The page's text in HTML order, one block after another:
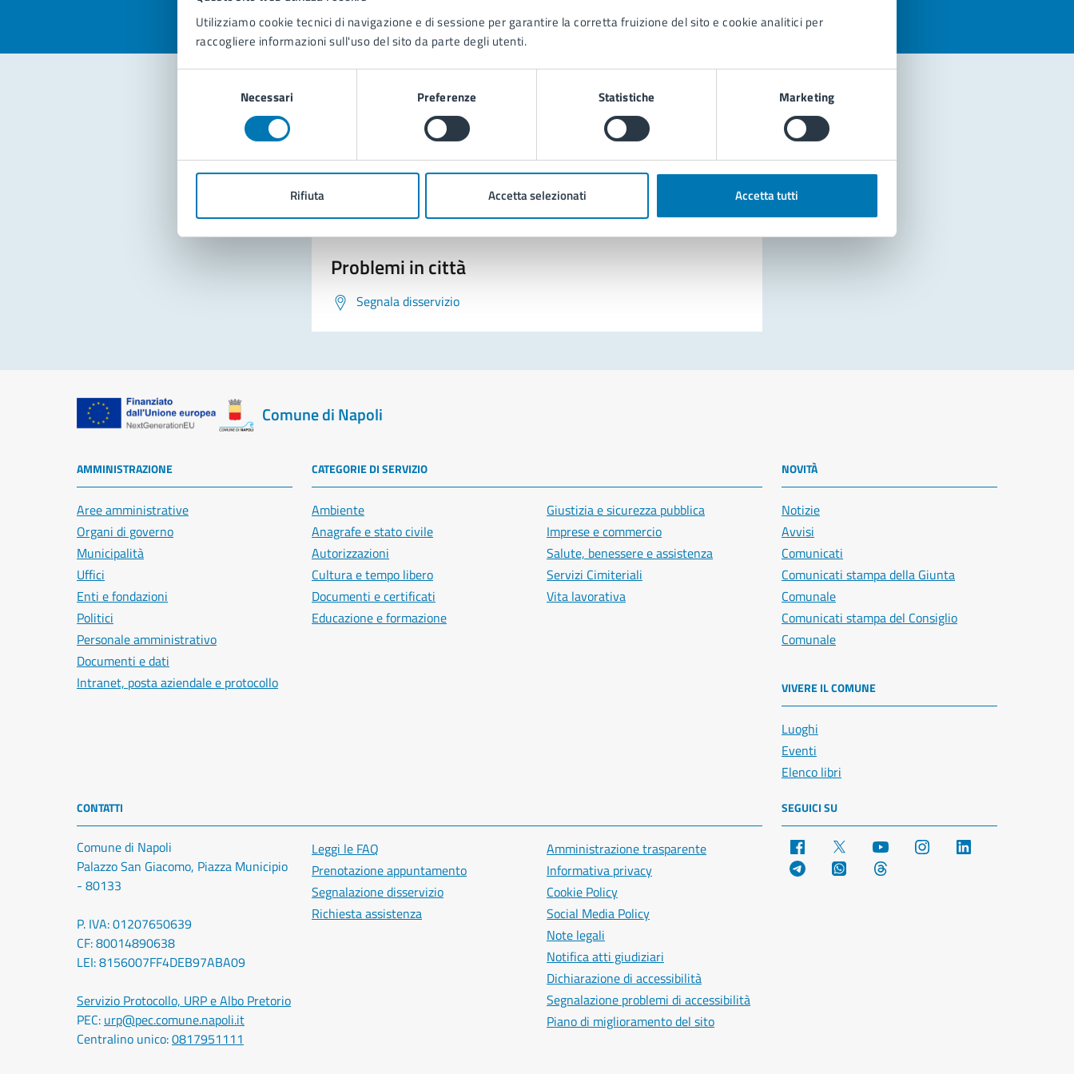
Utilizziamo cookie tecnici di navigazione e di sessione per garantire la corretta fruizione del sito e cookie analitici per
raccogliere informazioni sull'uso del sito da parte degli utenti.
Necessari Preferenze Statistiche Marketing
Rifiuta Accetta selezionati Accetta tutti
Contatta il comune
Leggi le domande frequenti
Prenota appuntamento
Problemi in città
Segnala disservizio
Comune di Napoli
AMMINISTRAZIONE
Aree amministrative
Organi di governo
Municipalità
Uffici
Enti e fondazioni
Politici
Personale amministrativo
Documenti e dati
Intranet, posta aziendale e protocollo
CATEGORIE DI SERVIZIO
Ambiente
Anagrafe e stato civile
Autorizzazioni
Cultura e tempo libero
Documenti e certificati
Educazione e formazione
Giustizia e sicurezza pubblica
Imprese e commercio
Salute, benessere e assistenza
Servizi Cimiteriali
Vita lavorativa
NOVITÀ
Notizie
Avvisi
Comunicati
Comunicati stampa della Giunta
Comunale
Comunicati stampa del Consiglio
Comunale
VIVERE IL COMUNE
Luoghi
Eventi
Elenco libri
CONTATTI
Comune di Napoli
Palazzo San Giacomo, Piazza Municipio
- 80133
P. IVA: 01207650639
CF: 80014890638
LEI: 8156007FF4DEB97ABA09
Servizio Protocollo, URP e Albo Pretorio
PEC: urp@pec.comune.napoli.it
Centralino unico:0817951111
Leggi le FAQ
Prenotazione appuntamento
Segnalazione disservizio
Richiesta assistenza
Amministrazione trasparente
Informativa privacy
Cookie Policy
Social Media Policy
Note legali
Notifica atti giudiziari
Dichiarazione di accessibilità
Segnalazione problemi di accessibilità
Piano di miglioramento del sito
SEGUICI SU
Facebook YouTube Instagram
Telegram WhatsApp